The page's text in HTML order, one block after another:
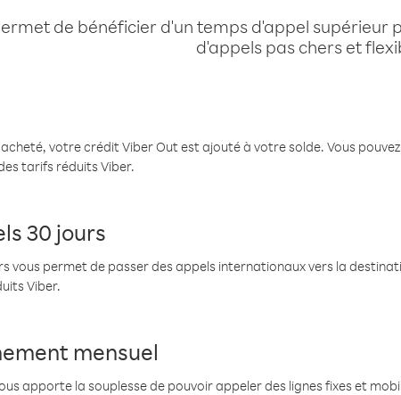
de bénéficier d'un temps d'appel supérieur
d'appels pas chers et
votre crédit Viber Out est ajouté à votre solde. Vous
tarifs réduits Viber.
30 jours
vous permet de passer des appels internationaux vers la
Viber.
mensuel
apporte la souplesse de pouvoir appeler des lignes fixes et